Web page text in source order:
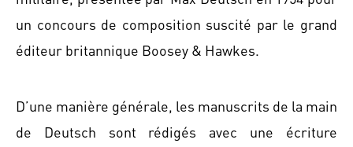
un concours de composition suscité par le grand
éditeur britannique Boosey & Hawkes.
D’une manière générale, les manuscrits de la main
de Deutsch sont rédigés avec une écriture